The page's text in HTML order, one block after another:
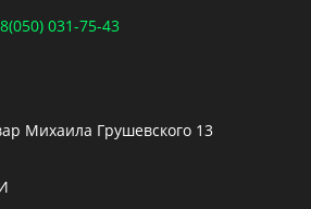
031-75-43
Михаила Грушевского 13